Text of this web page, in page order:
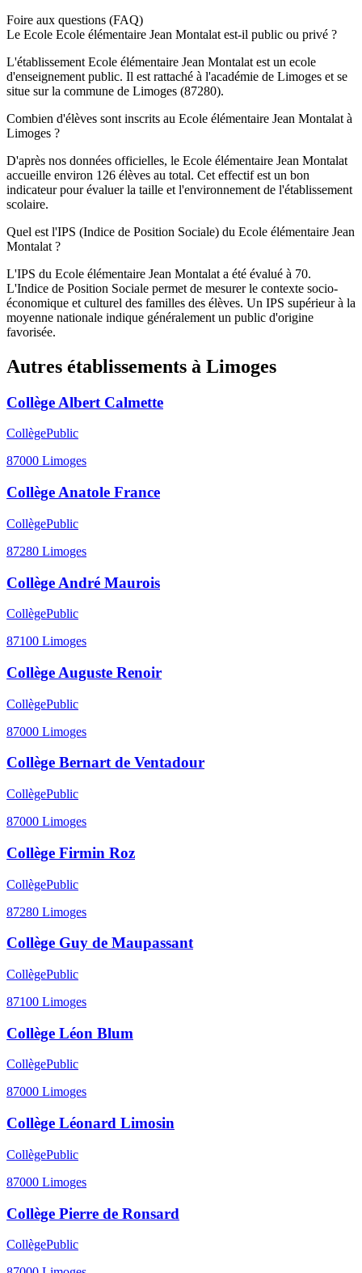
Foire aux questions (FAQ)
Le Ecole Ecole élémentaire Jean Montalat est-il public ou privé ?
L'établissement Ecole élémentaire Jean Montalat est un ecole
d'enseignement public. Il est rattaché à l'académie de Limoges et se
situe sur la commune de Limoges (87280).
Combien d'élèves sont inscrits au Ecole élémentaire Jean Montalat à
Limoges ?
D'après nos données officielles, le Ecole élémentaire Jean Montalat
accueille environ 126 élèves au total. Cet effectif est un bon
indicateur pour évaluer la taille et l'environnement de l'établissement
scolaire.
Quel est l'IPS (Indice de Position Sociale) du Ecole élémentaire Jean
Montalat ?
L'IPS du Ecole élémentaire Jean Montalat a été évalué à 70.
L'Indice de Position Sociale permet de mesurer le contexte socio-
économique et culturel des familles des élèves. Un IPS supérieur à la
moyenne nationale indique généralement un public d'origine
favorisée.
Autres établissements à Limoges
Collège Albert Calmette
CollègePublic
87000 Limoges
Collège Anatole France
CollègePublic
87280 Limoges
Collège André Maurois
CollègePublic
87100 Limoges
Collège Auguste Renoir
CollègePublic
87000 Limoges
Collège Bernart de Ventadour
CollègePublic
87000 Limoges
Collège Firmin Roz
CollègePublic
87280 Limoges
Collège Guy de Maupassant
CollègePublic
87100 Limoges
Collège Léon Blum
CollègePublic
87000 Limoges
Collège Léonard Limosin
CollègePublic
87000 Limoges
Collège Pierre de Ronsard
CollègePublic